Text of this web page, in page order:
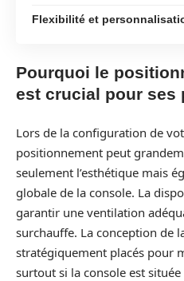
Flexibilité et
Pourquoi le
est crucial pour ses
Lors de la configuration de
positionnement peut
seulement l’esthétique mais
globale de la console. La
garantir une ventilation
surchauffe. La conception de
stratégiquement placés pour
surtout si la console est